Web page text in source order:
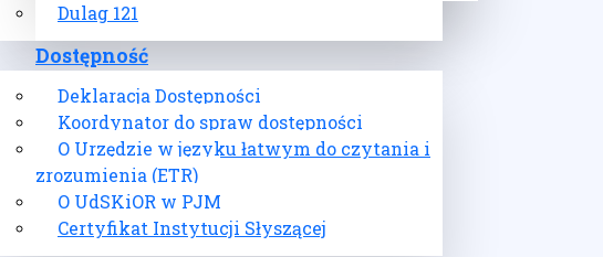
Dulag 121
Dostępność
Deklaracja Dostępności
Koordynator do spraw dostępności
O Urzędzie w języku łatwym do czytania i
zrozumienia (ETR)
O UdSKiOR w PJM
Certyfikat Instytucji Słyszącej